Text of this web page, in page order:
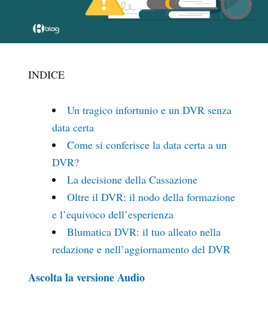
INDICE
Un tragico infortunio e un DVR senza
data certa
Come si conferisce la data certa a un
DVR?
La decisione della Cassazione
Oltre il DVR: il nodo della formazione
e l’equivoco dell’esperienza
Blumatica DVR: il tuo alleato nella
redazione e nell’aggiornamento del DVR
Ascolta la versione Audio